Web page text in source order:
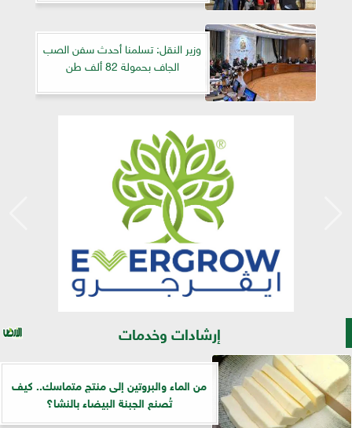
وزير النقل: تسلمنا أحدث سفن الصب
الجاف بحمولة 82 ألف طن
إرشادات وخدمات
من الماء والبروتين إلى منتج متماسك.. كيف
تُصنع الجبنة البيضاء بالنشا؟